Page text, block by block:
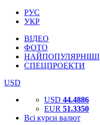
РУС
УКР
ВІДЕО
ФОТО
НАЙПОПУЛЯРНІШІ
СПЕЦПРОЕКТИ
USD
USD 44.4886
EUR 51.3350
Всі курси валют